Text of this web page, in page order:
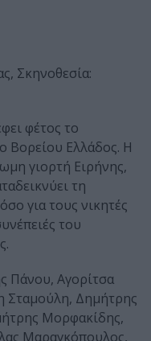
Σκηνοθεσία:
φέτος το
Βορείου Ελλάδος. Η
γιορτή Ειρήνης,
τη
για τους νικητές
του
Πάνου, Αγορίτσα
Σταμούλη, Δημήτρης
Μορφακίδης,
Μαραγκόπουλος,